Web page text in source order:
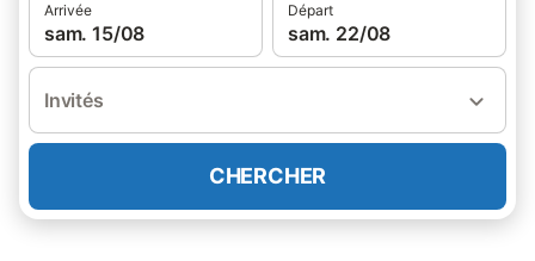
Arrivée
sam. 15/08
Départ
sam. 22/08
Invités
CHERCHER